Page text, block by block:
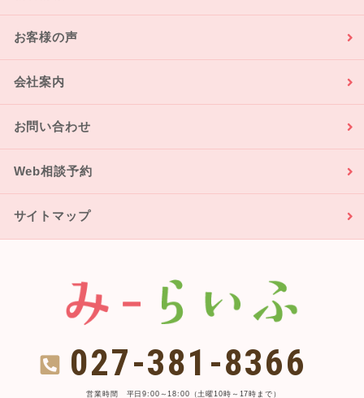
お客様の声
会社案内
お問い合わせ
Web相談予約
サイトマップ
027-381-8366
営業時間 平日9:00～18:00（土曜10時～17時まで）